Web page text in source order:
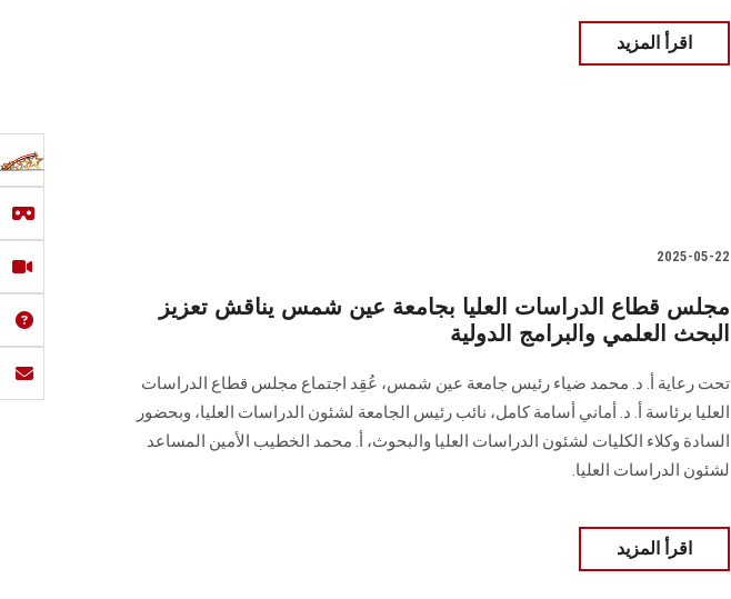
اقرأ المزيد
2025-05-22
مجلس قطاع الدراسات العليا بجامعة عين شمس يناقش تعزيز
البحث العلمي والبرامج الدولية
تحت رعاية أ. د. محمد ضياء رئيس جامعة عين شمس، عُقِد اجتماع مجلس قطاع الدراسات
العليا برئاسة أ. د. أماني أسامة كامل، نائب رئيس الجامعة لشئون الدراسات العليا، وبحضور
السادة وكلاء الكليات لشئون الدراسات العليا والبحوث، أ. محمد الخطيب الأمين المساعد
لشئون الدراسات العليا.
اقرأ المزيد